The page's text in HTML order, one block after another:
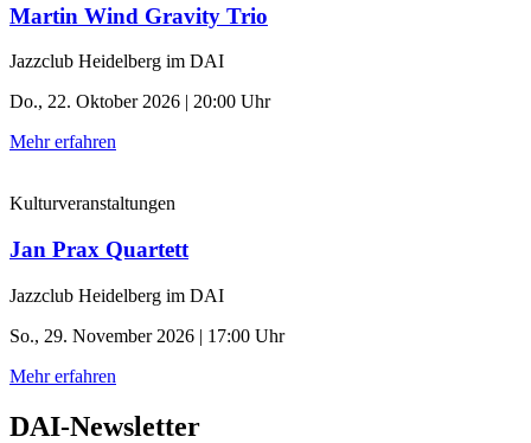
Martin Wind Gravity Trio
Jazzclub Heidelberg im DAI
Do., 22. Oktober 2026 | 20:00 Uhr
Mehr erfahren
Kulturveranstaltungen
Jan Prax Quartett
Jazzclub Heidelberg im DAI
So., 29. November 2026 | 17:00 Uhr
Mehr erfahren
DAI-Newsletter